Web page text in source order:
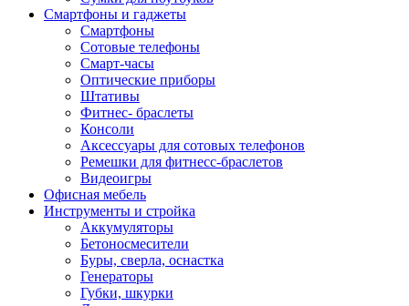
Смартфоны и гаджеты
Смартфоны
Сотовые телефоны
Смарт-часы
Оптические приборы
Штативы
Фитнес- браслеты
Консоли
Аксессуары для сотовых телефонов
Ремешки для фитнесс-браслетов
Видеоигры
Офисная мебель
Инструменты и стройка
Аккумуляторы
Бетоносмесители
Буры, сверла, оснастка
Генераторы
Губки, шкурки